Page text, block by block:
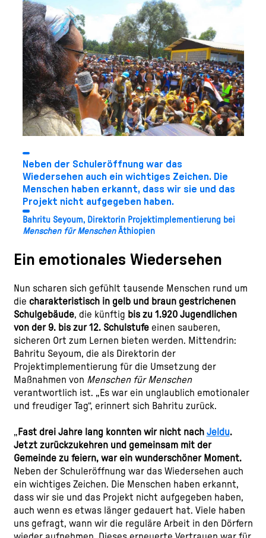
Neben der Schuleröffnung war das
Wiedersehen auch ein wichtiges Zeichen. Die
Menschen haben erkannt, dass wir sie und das
Projekt nicht aufgegeben haben.
Bahritu Seyoum, Direktorin Projektimplementierung bei
Menschen für MenschenÄthiopien
Ein emotionales Wiedersehen
Nun scharen sich gefühlt tausende Menschen rund um
die charakteristisch in gelb und braun gestrichenen
Schulgebäude, die künftig bis zu 1.920 Jugendlichen
von der 9. bis zur 12. Schulstufeeinen sauberen,
sicheren Ort zum Lernen bieten werden. Mittendrin:
Bahritu Seyoum, die als Direktorin der
Projektimplementierung für die Umsetzung der
Maßnahmen von Menschen für Menschen
verantwortlich ist. „Es war ein unglaublich emotionaler
und freudiger Tag“, erinnert sich Bahritu zurück.
„ Fast drei Jahre lang konnten wir nicht nach Jeldu.
Jetzt zurückzukehren und gemeinsam mit der
Gemeinde zu feiern, war ein wunderschöner Moment.
Neben der Schuleröffnung war das Wiedersehen auch
ein wichtiges Zeichen. Die Menschen haben erkannt,
dass wir sie und das Projekt nicht aufgegeben haben,
auch wenn es etwas länger gedauert hat. Viele haben
uns gefragt, wann wir die reguläre Arbeit in den Dörfern